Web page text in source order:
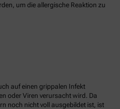
um die allergische Reaktion zu
auf einen grippalen Infekt
oder Viren verursacht wird. Da
noch nicht voll ausgebildet ist, ist